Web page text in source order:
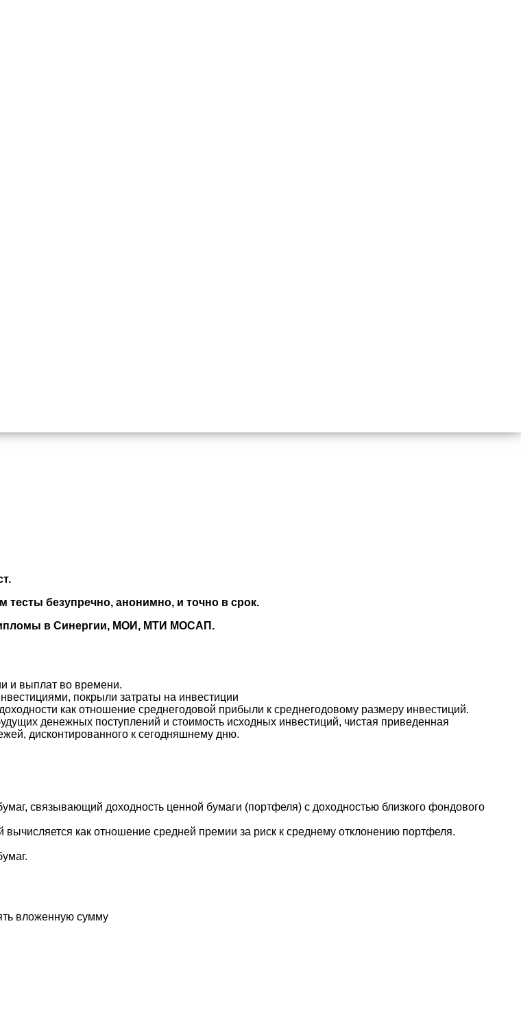
безупречно, анонимно, и точно в срок.
в Синергии, МОИ, МТИ МОСАП.
и выплат во времени.
покрыли затраты на инвестиции
как отношение среднегодовой прибыли к среднегодовому размеру инвестиций.
денежных поступлений и стоимость исходных инвестиций, чистая приведенная
дисконтированного к сегодняшнему дню.
связывающий доходность ценной бумаги (портфеля) с доходностью близкого фондового
вычисляется как отношение средней премии за риск к среднему отклонению портфеля.
вложенную сумму